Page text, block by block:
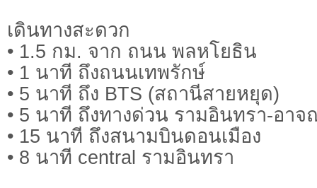
เดินทางสะดวก
• 1.5 กม. จาก ถนน พลหโยธิน
• 1 นาที ถึงถนนเทพรักษ์
• 5 นาที ถึง BTS (สถานีสายหยุด)
• 5 นาที ถึงทางด่วน รามอินทรา-อาจ
• 15 นาที ถึงสนามบินดอนเมือง
• 8 นาที central รามอินทรา